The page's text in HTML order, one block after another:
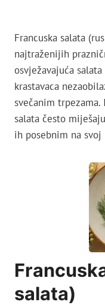
Francuska salata
najtraženijih
osvježavajuća
krastavaca
svečanim trpezama.
salata često
ih posebnim na svoj
salata)